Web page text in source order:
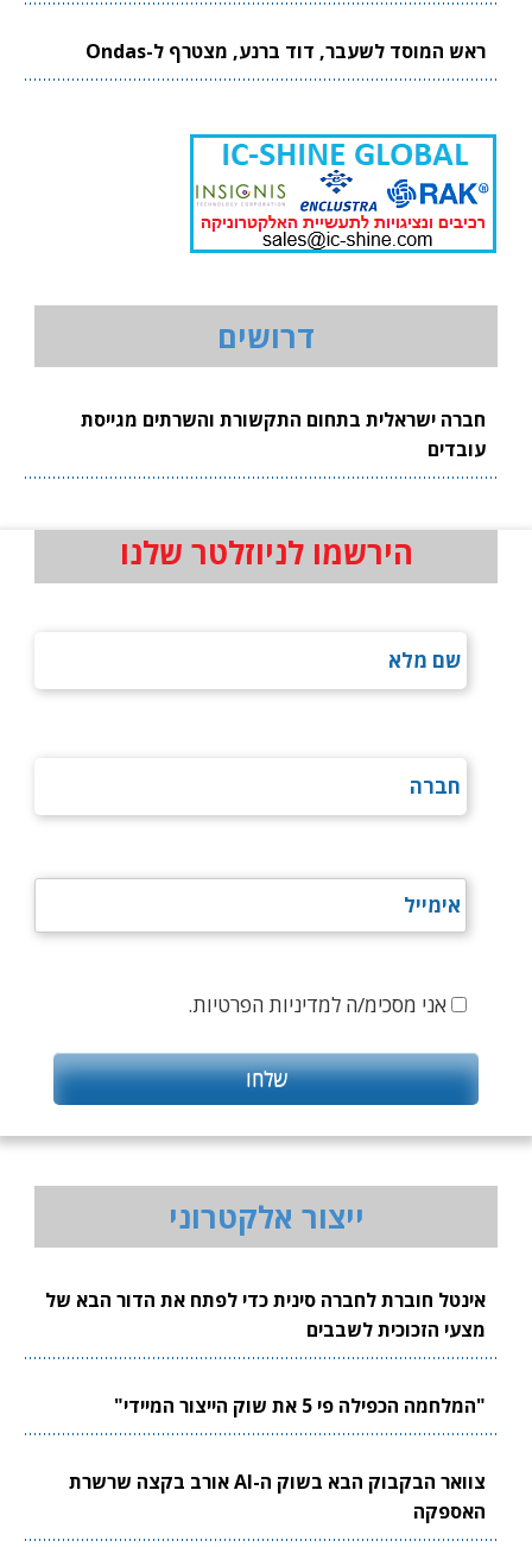
ראש המוסד לשעבר, דוד ברנע, מצטרף ל-Ondas
דרושים
חברה ישראלית בתחום התקשורת והשרתים מגייסת
עובדים
הירשמו לניוזלטר שלנו
אני מסכימ/ה למדיניות הפרטיות.
ייצור אלקטרוני
אינטל חוברת לחברה סינית כדי לפתח את הדור הבא של
מצעי הזכוכית לשבבים
"המלחמה הכפילה פי 5 את שוק הייצור המיידי"
צוואר הבקבוק הבא בשוק ה-AI אורב בקצה שרשרת
האספקה